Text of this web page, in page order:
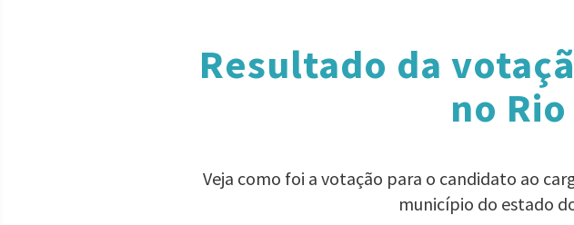
Resultado da
no
Veja como foi a votação para o candidato ao
município do estado